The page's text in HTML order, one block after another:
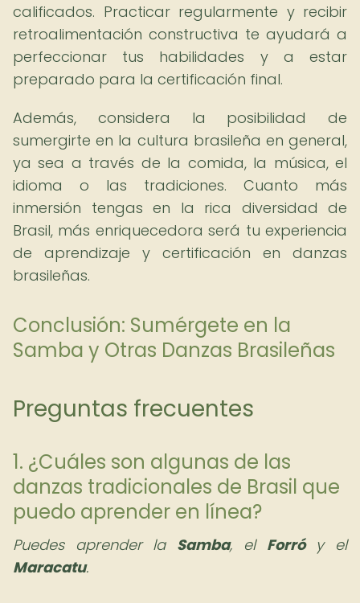
calificados. Practicar regularmente y recibir
retroalimentación constructiva te ayudará a
perfeccionar tus habilidades y a estar
preparado para la certificación final.
Además, considera la posibilidad de
sumergirte en la cultura brasileña en general,
ya sea a través de la comida, la música, el
idioma o las tradiciones. Cuanto más
inmersión tengas en la rica diversidad de
Brasil, más enriquecedora será tu experiencia
de aprendizaje y certificación en danzas
brasileñas.
Conclusión: Sumérgete en la
Samba y Otras Danzas Brasileñas
Preguntas frecuentes
1. ¿Cuáles son algunas de las
danzas tradicionales de Brasil que
puedo aprender en línea?
Puedes aprender la Samba, el Forróy el
Maracatu.